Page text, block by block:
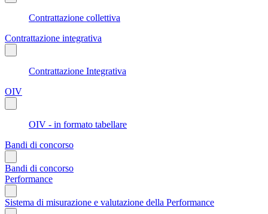
Contrattazione collettiva
Contrattazione integrativa
Contrattazione Integrativa
OIV
OIV - in formato tabellare
Bandi di concorso
Bandi di concorso
Performance
Sistema di misurazione e valutazione della Performance